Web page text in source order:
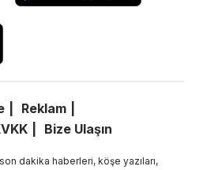
Reklam
Bize Ulaşın
dakika haberleri, köşe yazıları,